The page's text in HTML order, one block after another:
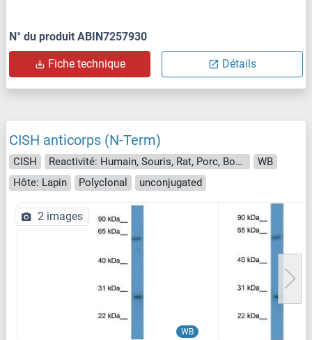
N° du produit ABIN7257930
Fiche technique Détails
CISH anticorps (N-Term)
CISH Reactivité: Humain, Souris, Rat, Porc, Boeuf (Vache), Cheval, Chien, Lapin
WB
Hôte: Lapin
Polyclonal unconjugated
WB
2 images